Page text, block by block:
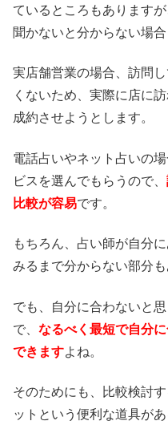
ているところもあります
聞かないと分からない場合
実店舗営業の場合、訪問
くないため、実際に店に
成約させようとします。
電話占いやネット占いの
ビスを選んでもらうので、
比較が容易です。
もちろん、占い師が自分
みるまで分からない部分も
でも、自分に合わないと
で、 なるべく最短で自分
できますよね。
そのためにも、比較検討
ットという便利な道具が